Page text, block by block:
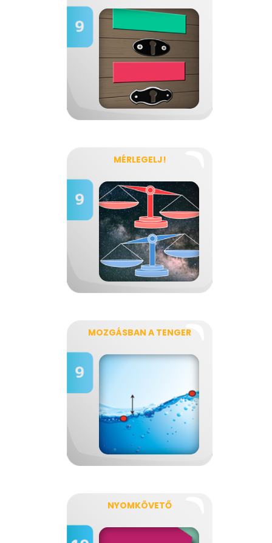
MÉRLEGELJ!
MOZGÁSBAN A TENGER
NYOMKÖVETŐ